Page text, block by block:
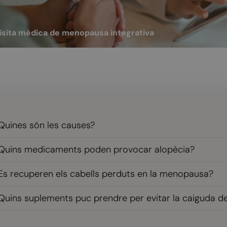
mèdica de menopausa integrativa
tracta d'una visita que fa un ginecòleg especialista en Ginecologia
Veure més
són les causes?
medicaments poden provocar alopècia?
recuperen els cabells perduts en la menopausa?
suplements puc prendre per evitar la caiguda